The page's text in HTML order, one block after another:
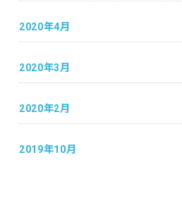
2020年4月
2020年3月
2020年2月
2019年10月